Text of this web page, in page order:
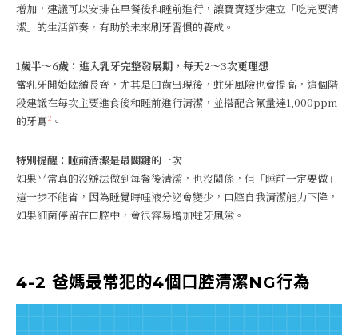
增加，建議可以安排在早餐後和睡前進行，讓寶寶逐步建立「吃完要清
潔」的生活節奏，有助於未來刷牙習慣的養成。
1歲半～6歲：進入乳牙完整發展期，每天2～3次更理想
當乳牙開始陸續長齊，尤其是臼齒出現後，蛀牙風險也會提高，這個階
段建議在每次主要進食後和睡前進行清潔，並搭配含氟量達1,000ppm
的牙膏2 。
特別提醒：睡前清潔是最關鍵的一次
如果平常真的沒辦法做到每餐後清潔，也沒關係，但「睡前一定要做」
這一步不能省，因為睡覺時唾液分泌會變少，口腔自我清潔能力下降，
如果細菌停留在口腔中，會很容易增加蛀牙風險。
4-2 爸媽最常犯的4個口腔清潔NG行為